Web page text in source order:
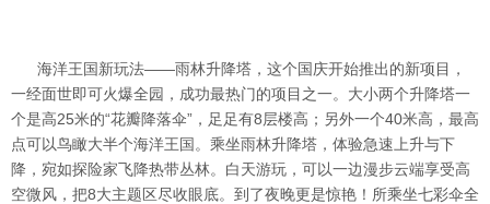
海洋王国新玩法——雨林升降塔，这个国庆开始推出的新项目，
一经面世即可火爆全园，成功最热门的项目之一。 大小两个升降塔一
个是高25米的“花瓣降落伞”，足足有8层楼高；另外一个40米高，最高
点可以鸟瞰大半个海洋王国。乘坐雨林升降塔，体验急速上升与下
降，宛如探险家飞降热带丛林。白天游玩，可以一边漫步云端享受高
空微风，把8大主题区尽收眼底。到了夜晚更是惊艳！所乘坐七彩伞全